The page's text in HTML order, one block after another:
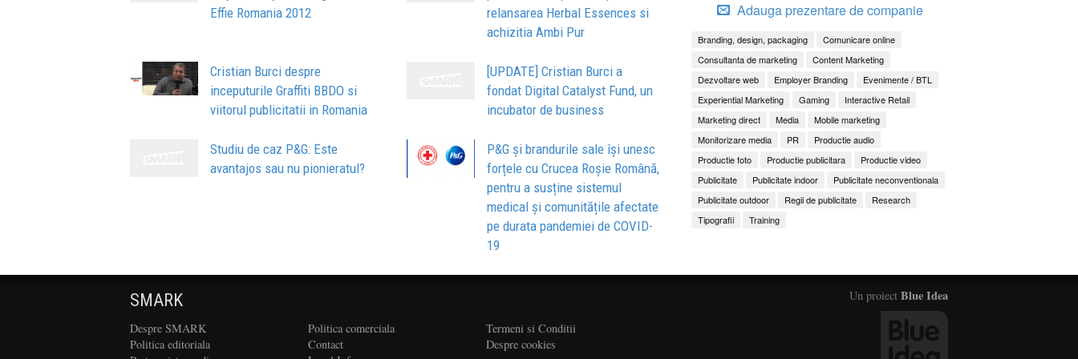
Effie Romania 2012
relansarea Herbal Essences si
achizitia Ambi Pur
Cristian Burci despre
inceputurile Graffiti BBDO si
viitorul publicitatii in Romania
[UPDATE] Cristian Burci a
fondat Digital Catalyst Fund, un
incubator de business
Studiu de caz P&G: Este
avantajos sau nu pionieratul?
P&G și brandurile sale își unesc
forțele cu Crucea Roșie Română,
pentru a susține sistemul
medical și comunitățile afectate
pe durata pandemiei de COVID-
19
Adauga prezentare de companie
Branding, design, packaging
Comunicare online
Consultanta de marketing
Content Marketing
Dezvoltare web
Employer Branding
Evenimente / BTL
Experiential Marketing
Gaming
Interactive Retail
Marketing direct
Media
Mobile marketing
Monitorizare media
PR
Productie audio
Productie foto
Productie publicitara
Productie video
Publicitate
Publicitate indoor
Publicitate neconventionala
Publicitate outdoor
Regii de publicitate
Research
Tipografii
Training
Un proiect Blue Idea
SMARK
Despre SMARK
Politica editoriala
Politica comerciala
Contact
Termeni si Conditii
Despre cookies